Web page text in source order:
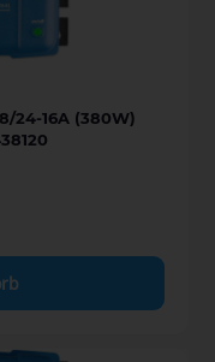
24-16A (380W)